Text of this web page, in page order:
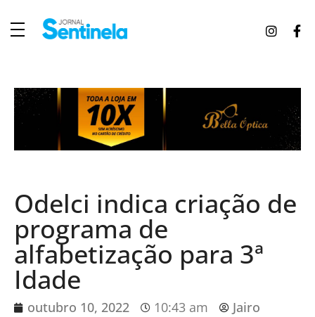
Odelci indica criação de
programa de
alfabetização para 3ª
Idade
outubro 10, 2022 10:43 am Jairo